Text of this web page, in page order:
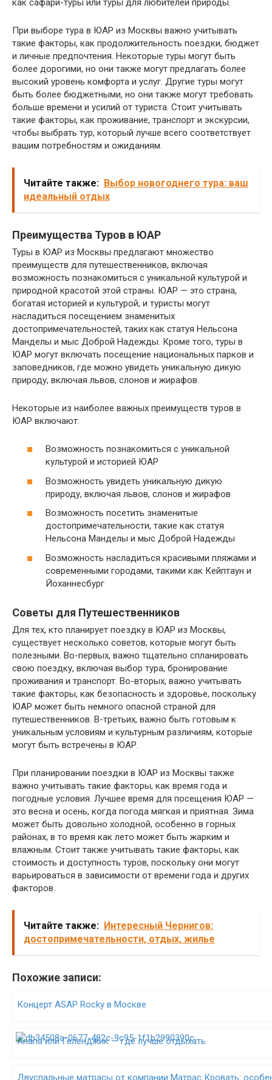
как сафари-туры или туры для любителей природы.
При выборе тура в ЮАР из Москвы важно учитывать
такие факторы, как продолжительность поездки, бюджет
и личные предпочтения. Некоторые туры могут быть
более дорогими, но они также могут предлагать более
высокий уровень комфорта и услуг. Другие туры могут
быть более бюджетными, но они также могут требовать
больше времени и усилий от туриста. Стоит учитывать
такие факторы, как проживание, транспорт и экскурсии,
чтобы выбрать тур, который лучше всего соответствует
вашим потребностям и ожиданиям.
Читайте также: Выбор новогоднего тура: ваш
идеальный отдых
Преимущества Туров в ЮАР
Туры в ЮАР из Москвы предлагают множество
преимуществ для путешественников, включая
возможность познакомиться с уникальной культурой и
природной красотой этой страны. ЮАР — это страна,
богатая историей и культурой, и туристы могут
насладиться посещением знаменитых
достопримечательностей, таких как статуя Нельсона
Манделы и мыс Доброй Надежды. Кроме того, туры в
ЮАР могут включать посещение национальных парков и
заповедников, где можно увидеть уникальную дикую
природу, включая львов, слонов и жирафов.
Некоторые из наиболее важных преимуществ туров в
ЮАР включают:
Возможность познакомиться с уникальной
культурой и историей ЮАР
Возможность увидеть уникальную дикую
природу, включая львов, слонов и жирафов
Возможность посетить знаменитые
достопримечательности, такие как статуя
Нельсона Манделы и мыс Доброй Надежды
Возможность насладиться красивыми пляжами и
современными городами, такими как Кейптаун и
Йоханнесбург
Советы для Путешественников
Для тех, кто планирует поездку в ЮАР из Москвы,
существует несколько советов, которые могут быть
полезными. Во-первых, важно тщательно спланировать
свою поездку, включая выбор тура, бронирование
проживания и транспорт. Во-вторых, важно учитывать
такие факторы, как безопасность и здоровье, поскольку
ЮАР может быть немного опасной страной для
путешественников. В-третьих, важно быть готовым к
уникальным условиям и культурным различиям, которые
могут быть встречены в ЮАР.
При планировании поездки в ЮАР из Москвы также
важно учитывать такие факторы, как время года и
погодные условия. Лучшее время для посещения ЮАР —
это весна и осень, когда погода мягкая и приятная. Зима
может быть довольно холодной, особенно в горных
районах, в то время как лето может быть жарким и
влажным. Стоит также учитывать такие факторы, как
стоимость и доступность туров, поскольку они могут
варьироваться в зависимости от времени года и других
факторов.
Читайте также: Интересный Чернигов:
достопримечательности, отдых, жилье
Похожие записи:
Концерт ASAP Rocky в Москве
Анапа или Геленджик — где лучше отдыхать
Двуспальные матрасы от компании Матрас Кровать: